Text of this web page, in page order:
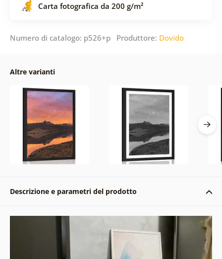
Carta fotografica da 200 g/m²
Numero di catalogo: p526+p Produttore: Dovido
Altre varianti
Descrizione e parametri del prodotto